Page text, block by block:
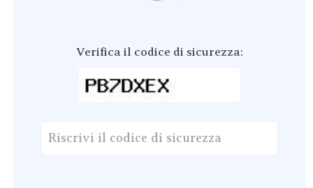
Verifica il codice di sicurezza: